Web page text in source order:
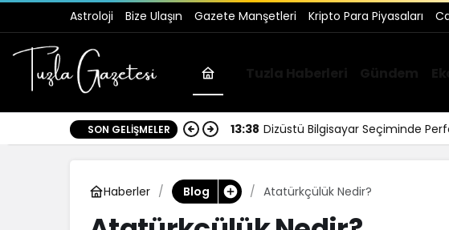
Astroloji Bize Ulaşın Gazete Manşetleri Kripto Para Piyasaları
SON GELIŞMELER 13:38 Dizüstü Bilgisayar Seçiminde
Haberler Blog Atatürkçülük Nedir?